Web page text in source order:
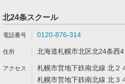
北24条スクール
0120-876-314
北海道札幌市北区北24条西
札幌市営地下鉄南北線 北２
札幌市営地下鉄南北線 北３